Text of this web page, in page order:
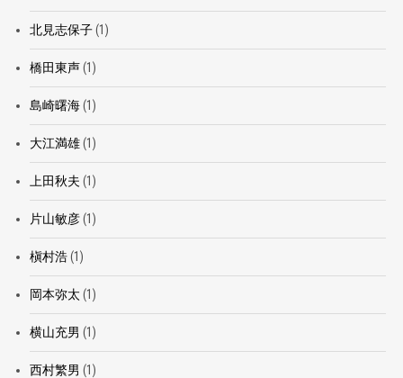
北見志保子(1)
橋田東声(1)
島崎曙海(1)
大江満雄(1)
上田秋夫 (1)
片山敏彦(1)
槇村浩(1)
岡本弥太 (1)
横山充男 (1)
西村繁男 (1)